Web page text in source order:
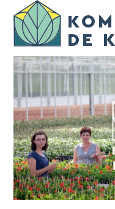
content
Open
mobile
menu
Close
mobile
menu